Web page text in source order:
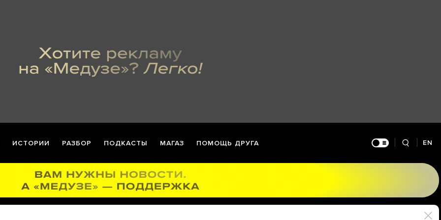
ИСТОРИИ РАЗБОР ПОДКАСТЫ МАГАЗ ПОМОЩЬ ДРУГА EN